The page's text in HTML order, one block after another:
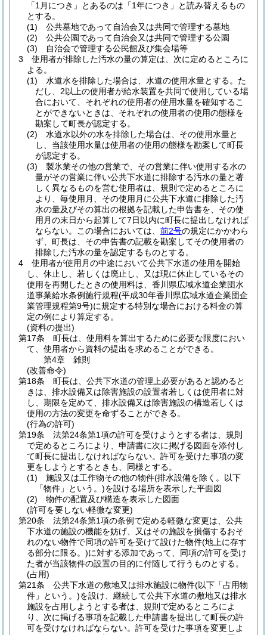
「1月につき」とあるのは「1年につき」と読み替えるもの
とする。
(1)
公共墓地であって自治会又は共同で管理する墓地
(2)
公共公園であって自治会又は共同で管理する公園
(3)
自治会で管理する公民館及び集会場等
3
使用者が排除した汚水の量の算定は、次に定めるところに
よる。
(1)
水道水を排除した場合は、水道の使用水量とする。 た
だし、2以上の使用者が給水装置を共同で使用している場
合において、それぞれの使用者の使用水量を確知するこ
とができないときは、それぞれの使用者の使用の態様を
勘案して町長が認定する。
(2)
水道水以外の水を排除した場合は、その使用水量と
し、当該使用水量は使用者の使用の態様を勘案して町長
が認定する。
(3)
製氷業その他の営業で、その営業に伴い使用する水の
量がその営業に伴い公共下水道に排除する汚水の量と著
しく異なるものを営む使用者は、規則で定めるところに
より、毎使用月、その使用月に公共下水道に排除した汚
水の量及びその算出の根拠を記載した申告書を、その使
用月の末日から起算して7日以内に町長に提出しなければ
ならない。
この場合においては、 前2号の規定にかかわら
ず、町長は、その申告書の記載を勘案してその使用者の
排除した汚水の量を認定するものとする。
4
使用者が使用月の中途において公共下水道の使用を開始
し、休止し、若しくは廃止し、又は現に休止しているその
使用を再開したときの使用料は、香川県広域水道企業団水
道事業給水条例施行規程(平成30年香川県広域水道企業団企
業管理規程第9号)に規定する特別な場合における料金の算
定の例により算定する。
(資料の提出)
第17条
町長は、使用料を算出するために必要な限度におい
て、使用者から資料の提出を求めることができる。
第4章
雑則
(改善命令)
第18条
町長は、公共下水道の管理上必要があると認めると
きは、排水設備又は除害施設の設置者若しくは使用者に対
し、期限を定めて、排水設備又は除害施設の構造若しくは
使用の方法の変更を命ずることができる。
(行為の許可)
第19条
法第24条第1項の許可を受けようとする者は、規則
で定めるところにより、申請書に次に掲げる図面を添付し
て町長に提出しなければならない。 許可を受けた事項の変
更をしようとするときも、同様とする。
(1)
施設又は工作物その他の物件(排水設備を除く。以下
「物件」という。)を設ける場所を表示した平面図
(2)
物件の配置及び構造を表示した図面
(許可を要しない軽微な変更)
第20条
法第24条第1項の条例で定める軽微な変更は、公共
下水道の施設の機能を妨げ、又はその施設を損傷するおそ
れのない物件で同項の許可を受けて設けた物件(地上に存す
る部分に限る。)に対する添加であって、同項の許可を受け
た者が当該物件の設置の目的に付随して行うものとする。
(占用)
第21条
公共下水道の敷地又は排水施設に物件(以下「占用物
件」という。)を設け、継続して公共下水道の敷地又は排水
施設を占用しようとする者は、規則で定めるところによ
り、次に掲げる事項を記載した申請書を提出して町長の許
可を受けなければならない。 許可を受けた事項を変更しよ